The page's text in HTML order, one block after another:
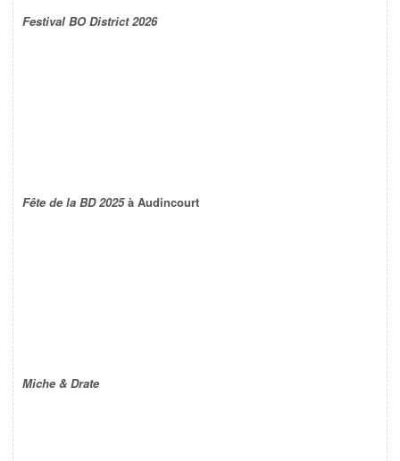
Festival BO District 2026
Fête de la BD 2025à Audincourt
Miche & Drate